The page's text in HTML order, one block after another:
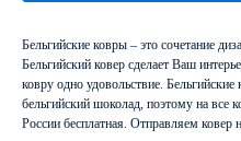
Бельгийские ковры – это сочетание
Бельгийский ковер сделает Ваш
ковру одно удовольствие.
бельгийский шоколад, поэтому на все
России бесплатная. Отправляем ковер